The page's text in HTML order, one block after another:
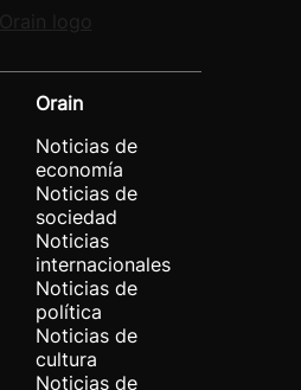
Orain
Noticias de
economía
Noticias de
sociedad
Noticias
internacionales
Noticias de
política
Noticias de
cultura
Noticias de